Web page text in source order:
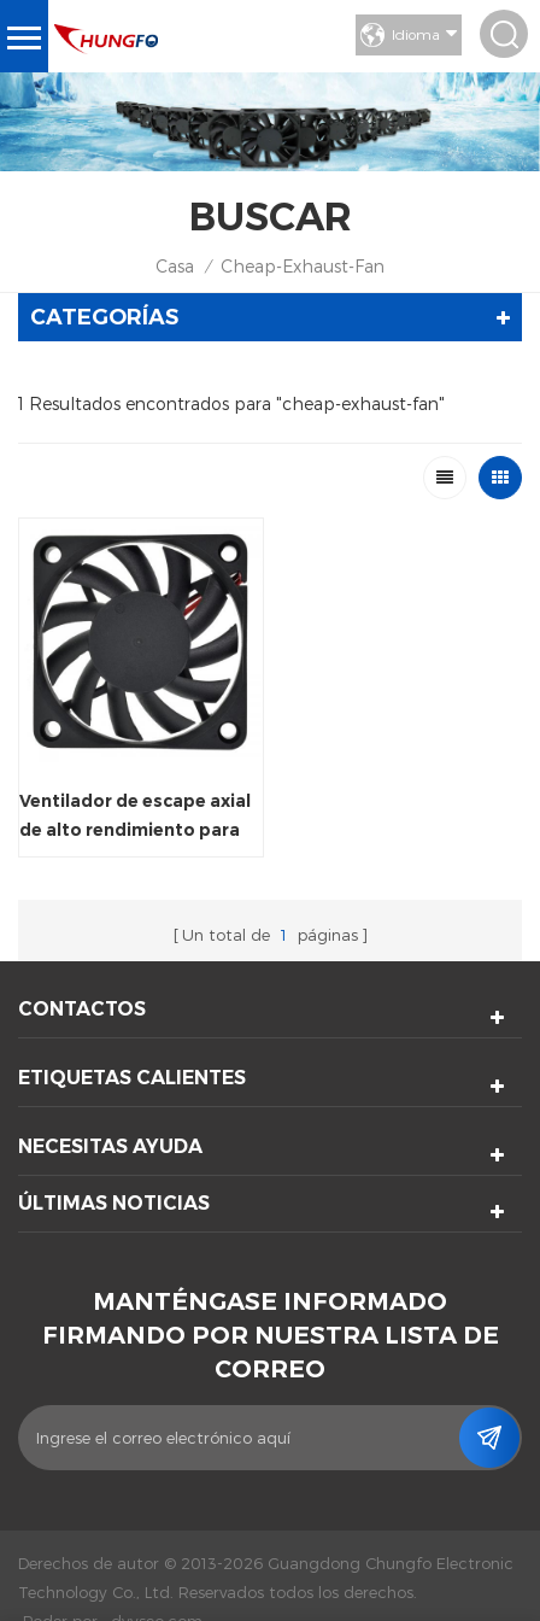
Idioma
BUSCAR
Casa / Cheap-Exhaust-Fan
CATEGORÍAS
1 Resultados encontrados para "cheap-exhaust-fan"
Ventilador de escape axial
de alto rendimiento para
Un total de 1 páginas
CONTACTOS
ETIQUETAS CALIENTES
NECESITAS AYUDA
ÚLTIMAS NOTICIAS
MANTÉNGASE INFORMADO
FIRMANDO POR NUESTRA LISTA DE
CORREO
Derechos de autor © 2013-2026 Guangdong Chungfo Electronic
Technology Co., Ltd. Reservados todos los derechos.